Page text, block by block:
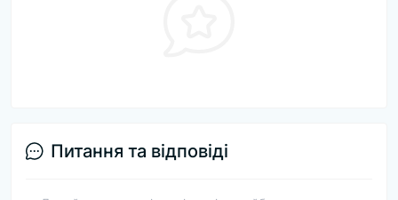
Питання та відповіді